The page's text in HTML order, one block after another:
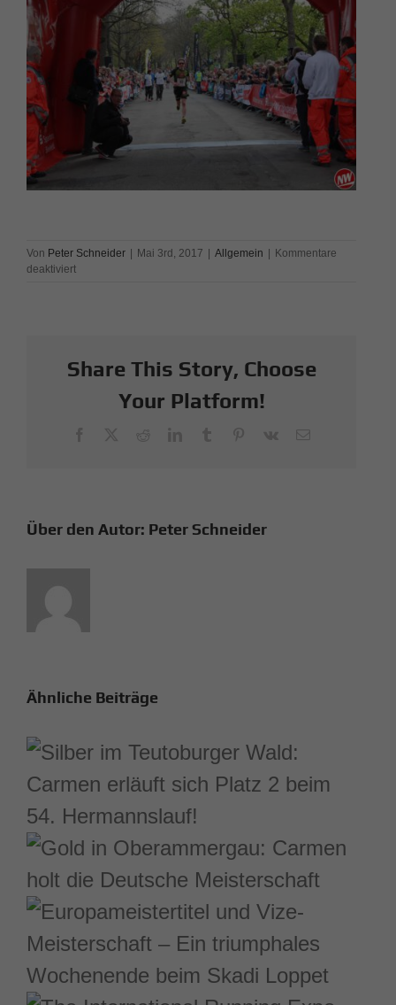
Von Peter Schneider Mai 3rd, 2017 Allgemein
Kommentare
deaktiviertfür
Share This Story, Choose
Your Platform!
Über den Autor: Peter Schneider
Ähnliche Beiträge